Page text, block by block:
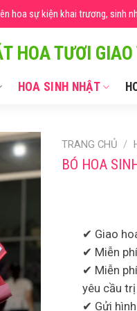
hoa sự kiện khai trương, sinh
HOA TƯƠI
HOA SINH NHẬT
TRANG CHỦ /
BÓ HOA
✔ Giao
✔ Miễn
✔ Miễn
yêu cầu
✔ Gửi